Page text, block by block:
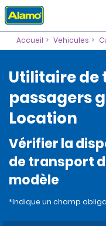
Accueil Vehicules
Utilitaire de
passagers
Location
Vérifier la
de transport
modèle
*Indique un champ